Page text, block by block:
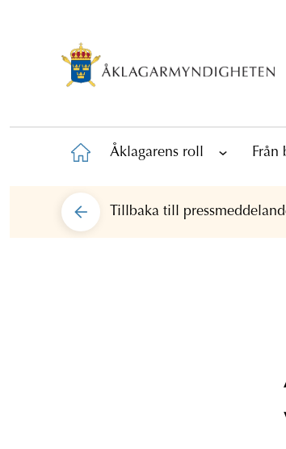
Åklagarens roll Från
Tillbaka till